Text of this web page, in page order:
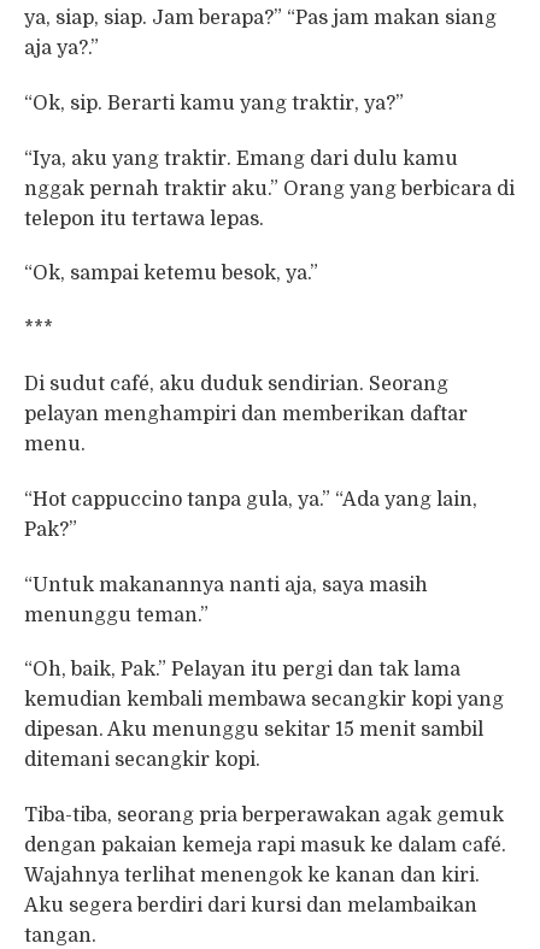
ya, siap, siap. Jam berapa?” “Pas jam makan siang
aja ya?.”
“Ok, sip. Berarti kamu yang traktir, ya?”
“Iya, aku yang traktir. Emang dari dulu kamu
nggak pernah traktir aku.” Orang yang berbicara di
telepon itu tertawa lepas.
“Ok, sampai ketemu besok, ya.”
***
Di sudut café, aku duduk sendirian. Seorang
pelayan menghampiri dan memberikan daftar
menu.
“Hot cappuccino tanpa gula, ya.” “Ada yang lain,
Pak?”
“Untuk makanannya nanti aja, saya masih
menunggu teman.”
“Oh, baik, Pak.” Pelayan itu pergi dan tak lama
kemudian kembali membawa secangkir kopi yang
dipesan. Aku menunggu sekitar 15 menit sambil
ditemani secangkir kopi.
Tiba-tiba, seorang pria berperawakan agak gemuk
dengan pakaian kemeja rapi masuk ke dalam café.
Wajahnya terlihat menengok ke kanan dan kiri.
Aku segera berdiri dari kursi dan melambaikan
tangan.